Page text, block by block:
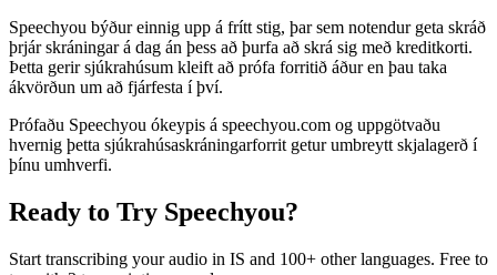
Speechyou býður einnig upp á frítt stig, þar sem notendur geta skráð
þrjár skráningar á dag án þess að þurfa að skrá sig með kreditkorti.
Þetta gerir sjúkrahúsum kleift að prófa forritið áður en þau taka
ákvörðun um að fjárfesta í því.
Prófaðu Speechyou ókeypis á speechyou.com og uppgötvaðu
hvernig þetta sjúkrahúsaskráningarforrit getur umbreytt skjalagerð í
þínu umhverfi.
Ready to Try Speechyou?
Start transcribing your audio in IS and 100+ other languages. Free to